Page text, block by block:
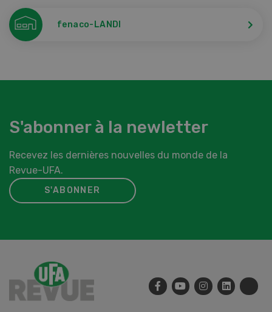
fenaco-LANDI
S'abonner à la newletter
Recevez les dernières nouvelles du monde de la
Revue-UFA.
S'ABONNER